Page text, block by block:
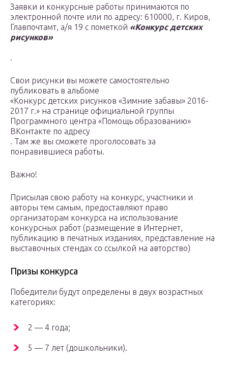
Заявки и конкурсные работы принимаются по
электронной почте или по адресу: 610000, г. Киров,
Главпочтамт, а/я 19 с пометкой «Конкурс детских
рисунков»
.
Свои рисунки вы можете самостоятельно
публиковать в альбоме
«Конкурс детских рисунков «Зимние забавы» 2016-
2017 г.» на странице официальной группы
Программного центра «Помощь образованию»
ВКонтакте по адресу
. Там же вы сможете проголосовать за
понравившиеся работы.
Важно!
Присылая свою работу на конкурс, участники и
авторы тем самым, предоставляют право
организаторам конкурса на использование
конкурсных работ (размещение в Интернет,
публикацию в печатных изданиях, представление на
выставочных стендах со ссылкой на авторство)
Призы конкурса
Победители будут определены в двух возрастных
категориях:
2 — 4 года;
5 — 7 лет (дошкольники).